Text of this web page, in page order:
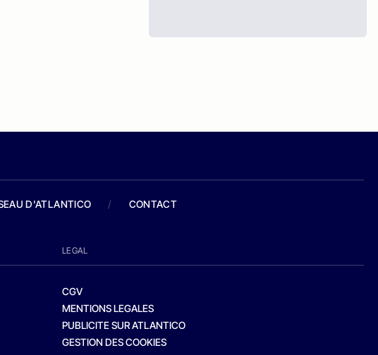
D'ATLANTICO / CONTACT
LEGAL
CGV
MENTIONS LEGALES
PUBLICITE SUR ATLANTICO
GESTION DES COOKIES